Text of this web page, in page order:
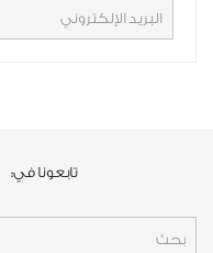
تابعونا في: